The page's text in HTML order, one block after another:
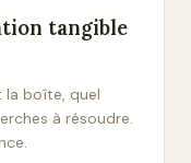
tangible
la boîte, quel
à résoudre.